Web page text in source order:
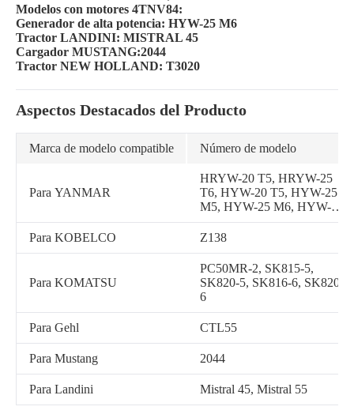
Modelos con motores 4TNV84:
Generador de alta potencia: HYW-25 M6
Tractor LANDINI: MISTRAL 45
Cargador MUSTANG:2044
Tractor NEW HOLLAND: T3020
Aspectos Destacados del Producto
Marca de modelo compatible Número de modelo
Para YANMAR
HRYW-20 T5, HRYW-25
T6, HYW-20 T5, HYW-25
M5, HYW-25 M6, HYW-25
T6, T3020, T3040, TL120,
ViO55, ViO57
Para KOBELCO Z138
Para KOMATSU
PC50MR-2, SK815-5,
SK820-5, SK816-6, SK820-
6
Para Gehl CTL55
Para Mustang 2044
Para Landini Mistral 45, Mistral 55